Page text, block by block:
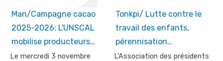
Man/Campagne cacao
2025-2026: L'UNSCAL
mobilise producteurs…
Le mercredi 3 novembre
Tonkpi/ Lutte contre le
travail des enfants,
pérennisation…
L’Association des présidents